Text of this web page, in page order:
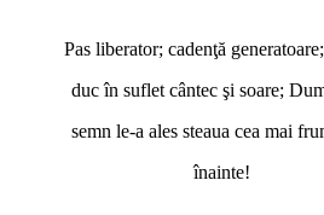
Pas liberator; cadenţă
duc în suflet cântec şi soare;
semn le-a ales steaua cea mai
înainte!